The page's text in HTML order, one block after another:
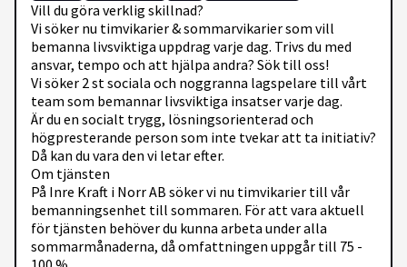
Vill du göra verklig skillnad?
Vi söker nu timvikarier & sommarvikarier som vill
bemanna livsviktiga uppdrag varje dag. Trivs du med
ansvar, tempo och att hjälpa andra? Sök till oss!
Vi söker 2 st sociala och noggranna lagspelare till vårt
team som bemannar livsviktiga insatser varje dag.
Är du en socialt trygg, lösningsorienterad och
högpresterande person som inte tvekar att ta initiativ?
Då kan du vara den vi letar efter.
Om tjänsten
På Inre Kraft i Norr AB söker vi nu timvikarier till vår
bemanningsenhet till sommaren. För att vara aktuell
för tjänsten behöver du kunna arbeta under alla
sommarmånaderna, då omfattningen uppgår till 75 -